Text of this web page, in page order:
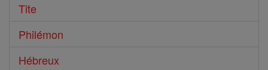
Tite
Philémon
Hébreux